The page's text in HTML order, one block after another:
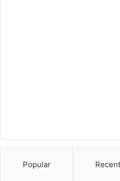
Popular Recent